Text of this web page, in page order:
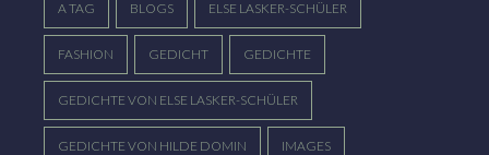
A TAG BLOGS ELSE LASKER-SCHÜLER
FASHION GEDICHT GEDICHTE
GEDICHTE VON ELSE LASKER-SCHÜLER
GEDICHTE VON HILDE DOMIN IMAGES